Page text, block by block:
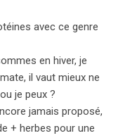
avec ce genre
en hiver, je
il vaut mieux ne
je peux ?
jamais proposé,
+ herbes pour une